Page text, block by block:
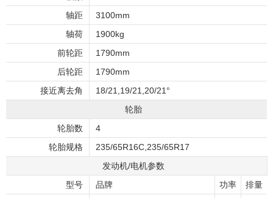
轴距
3100mm
轴荷
1900kg
前轮距
1790mm
后轮距
1790mm
接近离去角
18/21,19/21,20/21°
轮胎
轮胎数
4
轮胎规格
235/65R16C,235/65R17
发动机/电机参数
型号
品牌 功率 排量